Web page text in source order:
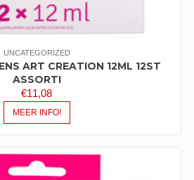
UNCATEGORIZED
ART CREATION 12ML 12ST
ASSORTI
€11,08
MEER INFO!